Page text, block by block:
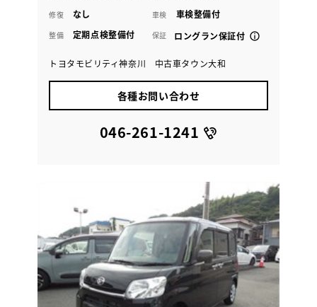
修復 なし 車検 車検整備付
整備 定期点検整備付 保証 ロングラン保証付
トヨタモビリティ神奈川 中古車タウン大和
各種お問い合わせ
046-261-1241